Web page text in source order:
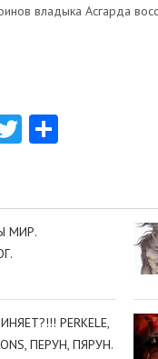
владыка Асгарда
Twitter
МИР.
PERKELE,
ПЕРУН, ПЯРУН.